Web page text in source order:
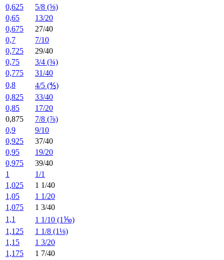
0,625
5/8 (⅝)
0,65
13/20
0,675
27/40
0,7
7/10
0,725
29/40
0,75
3/4 (¾)
0,775
31/40
0,8
4/5 (⅘)
0,825
33/40
0,85
17/20
0,875
7/8 (⅞)
0,9
9/10
0,925
37/40
0,95
19/20
0,975
39/40
1
1/1
1,025
1 1/40
1,05
1 1/20
1,075
1 3/40
1,1
1 1/10 (1⅒)
1,125
1 1/8 (1⅛)
1,15
1 3/20
1,175
1 7/40